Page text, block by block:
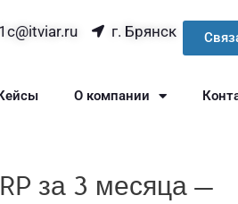
1c@itviar.ru г. Брянск
О компании
за 3 месяца —